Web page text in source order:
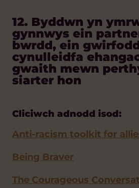
12. Byddwn yn
gynnwys ein
bwrdd, ein
cynulleidfa
gwaith mewn
siarter hon
Cliciwch adnodd isod:
Anti-racism toolkit for
Being Braver
The Courageous